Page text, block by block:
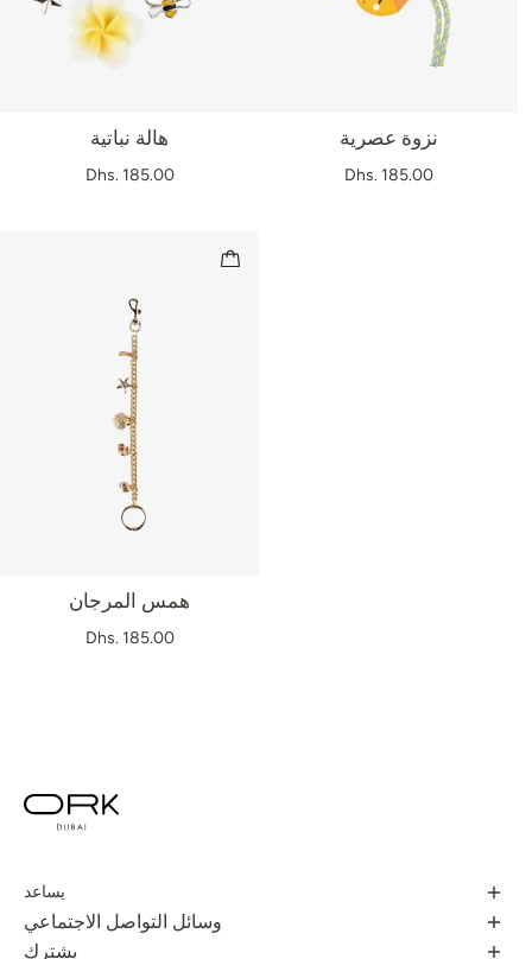
هالة نباتية
Dhs. 185.00
نزوة عصرية
Dhs. 185.00
همس المرجان
Dhs. 185.00
يساعد
سياسة الخصوصية
سياسة الاسترجاع
وسائل التواصل الاجتماعي
يشترك